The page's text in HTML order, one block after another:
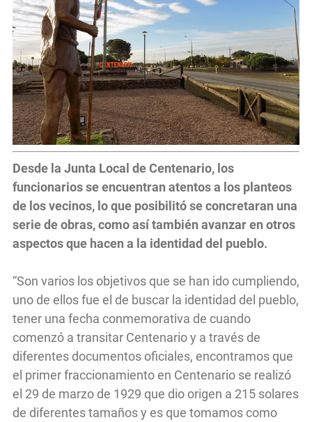
Desde la Junta Local de Centenario, los
funcionarios se encuentran atentos a los planteos
de los vecinos, lo que posibilitó se concretaran una
serie de obras, como así también avanzar en otros
aspectos que hacen a la identidad del pueblo.
“Son varios los objetivos que se han ido cumpliendo,
uno de ellos fue el de buscar la identidad del pueblo,
tener una fecha conmemorativa de cuando
comenzó a transitar Centenario y a través de
diferentes documentos oficiales, encontramos que
el primer fraccionamiento en Centenario se realizó
el 29 de marzo de 1929 que dio origen a 215 solares
de diferentes tamaños y es que tomamos como